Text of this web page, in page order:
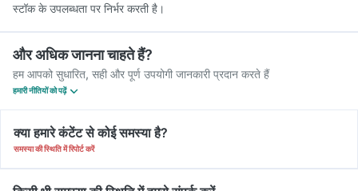
स्टॉक के उपलब्धता पर निर्भर करती है।
और अधिक जानना चाहते हैं?
हम आपको सुधारित, सही और पूर्ण उपयोगी जानकारी प्रदान करते हैं
हमारी नीतियों को पढ़ें
क्या हमारे कंटेंट से कोई समस्या है?
समस्या की स्थिति में रिपोर्ट करें